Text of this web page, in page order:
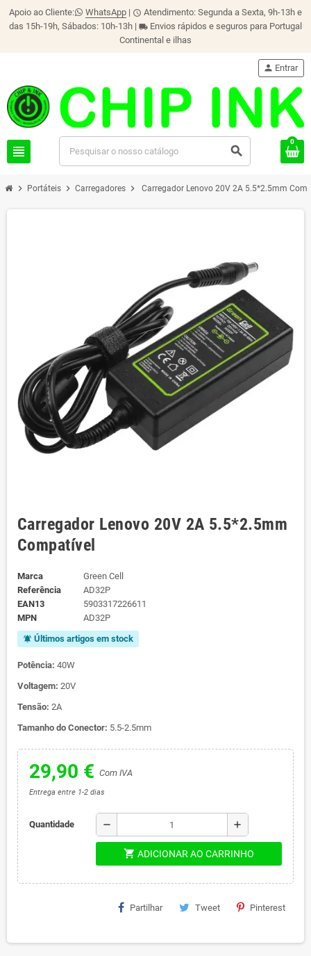
Apoio ao Cliente: WhatsApp | schedule Atendimento: Segunda a Sexta, 9h-13h e
das 15h-19h, Sábados: 10h-13h | local_shipping Envios rápidos e seguros para Portugal
Continental e ilhas
view_headline search
person Entrar
0
chevron_right Portáteis chevron_right Carregadores chevron_right Carregador Lenovo 20V 2A 5.5*2.5mm
Carregador Lenovo 20V 2A 5.5*2.5mm
Compatível
Marca
Green Cell
Referência
AD32P
EAN13
5903317226611
MPN
AD32P
notifications_active Últimos artigos em stock
Potência: 40W
Voltagem: 20V
Tensão: 2A
Tamanho do Conector: 5.5-2.5mm
29,90 € Com IVA
Entrega entre 1-2 dias
Quantidade remove add
shopping_cart ADICIONAR AO CARRINHO
Partilhar Tweet Pinterest